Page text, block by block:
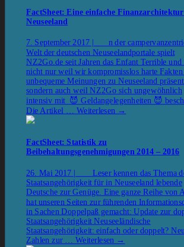
FactSheet: Eine einfache
Neuseeland
7. September 2017 | n der
Welt der deutschen Neuseelandportale spielt
NZ2Go.de seit Jahren das Enfant Terrible und
nicht nur weil wir kompromisslos harte Fakten
unbequeme Meinungen zu Neuseeland
sondern auch weil NZ2Go sich ungewöhnlich
intensiv mit 😈 Geldangelegenheiten 😈
Die Artikel … Weiterlesen →
FactSheet: Statistik zu
Beibehaltungsgenehmigungen 2014 – 2016
26. Mai 2017 | Leser kennen das Thema
Staatsangehörigkeit für in Neuseeland lebende
Deutsche zur Genüge. Eine ganze Reihe von
hat unseren Seiten zur führenden
in Sachen Doppelpaß gemacht: Update zur
Staatsangehörigkeit Neuseeländische
Staatsangehörigkeit: einfach oder doppelt?
Zahlen zur … Weiterlesen →